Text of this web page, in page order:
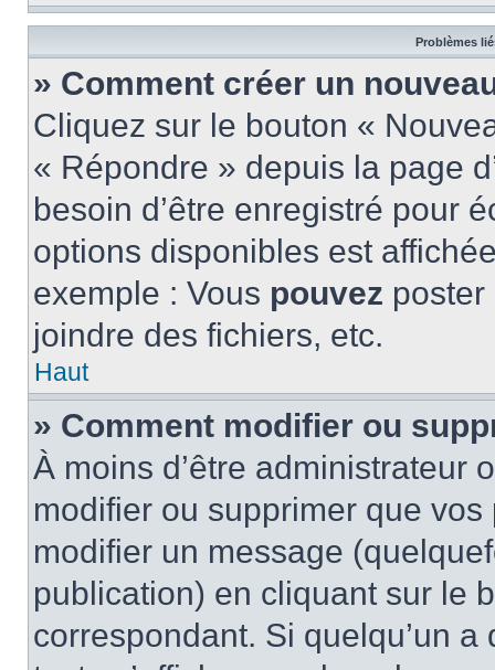
Problèmes
» Comment créer un
Cliquez sur le bouton «
« Répondre » depuis la page
besoin d’être enregistré pour
options disponibles est
exemple : Vous pouvez
joindre des fichiers, etc.
Haut
» Comment modifier ou
À moins d’être administrateur
modifier ou supprimer que
modifier un message
publication) en cliquant sur le
correspondant. Si quelqu’un